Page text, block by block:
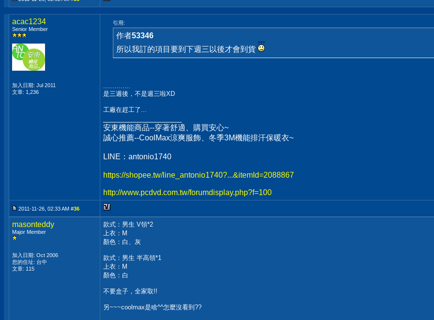
acac1234
Senior Member
加入日期: Jul 2011
文章: 1,236
引用:
作者53346
所以我訂的項目要到下週三以後才會到貨
..............
是三週後，不是週三啦XD
工廠在趕工了...
安東機能商品--穿著舒適、購買安心~
誠心推薦--CoolMax涼爽服飾、冬季3M機能排汗保暖衣~
LINE：antonio1740
https://shopee.tw/line_antonio1740?...&itemId=2088867
http://www.pcdvd.com.tw/forumdisplay.php?f=100
2011-11-26, 02:33 AM #36
masonteddy
Major Member
加入日期: Oct 2006
您的住址: 台中
文章: 115
款式：男生 V領*2
上衣：M
顏色：白、灰
款式：男生 半高領*1
上衣：M
顏色：白
不要盒子，全家取!!
另~~~coolmax是啥^^怎麼沒看到??